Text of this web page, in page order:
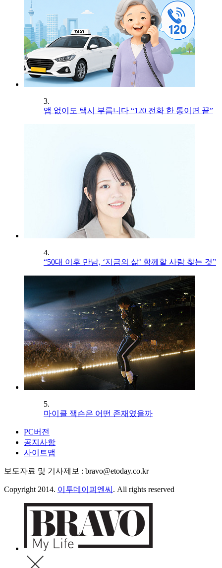
3.
앱 없이도 택시 부릅니다 “120 전화 한 통이면 끝”
4.
“50대 이후 만남, ‘지금의 삶’ 함께할 사람 찾는 것”
5.
마이클 잭슨은 어떤 존재였을까
PC버전
공지사항
사이트맵
보도자료 및 기사제보 : bravo@etoday.co.kr
Copyright 2014. 이투데이피엔씨 . All rights reserved